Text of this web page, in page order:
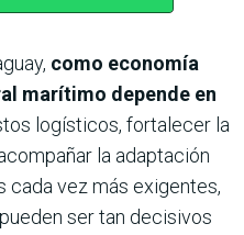
como economía
marítimo depende en
logísticos, fortalecer la
la adaptación
cada vez más exigentes,
ser tan decisivos